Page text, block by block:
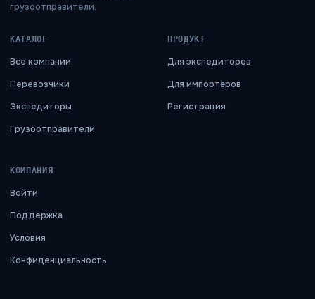
грузоотправители.
КАТАЛОГ
Все компании
Перевозчики
Экспедиторы
Грузоотправители
ПРОДУКТ
Для экспедиторов
Для импортёров
Регистрация
КОМПАНИЯ
Войти
Поддержка
Условия
Конфиденциальность